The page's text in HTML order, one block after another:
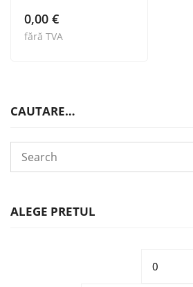
0,00 €
fără TVA
CAUTARE…
ALEGE PRETUL
Preț